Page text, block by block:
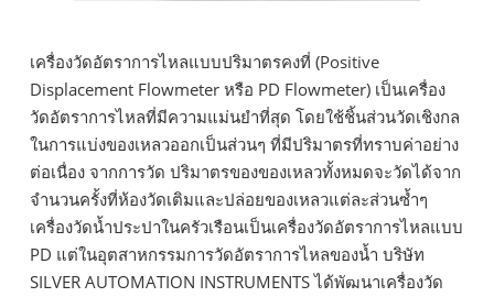
เครื่องวัดอัตราการไหลแบบปริมาตรคงที่ (Positive
Displacement Flowmeter หรือ PD Flowmeter) เป็นเครื่อง
วัดอัตราการไหลที่มีความแม่นยำที่สุด โดยใช้ชิ้นส่วนวัดเชิงกล
ในการแบ่งของเหลวออกเป็นส่วนๆ ที่มีปริมาตรที่ทราบค่าอย่าง
ต่อเนื่อง จากการวัด ปริมาตรของของเหลวทั้งหมดจะวัดได้จาก
จำนวนครั้งที่ห้องวัดเติมและปล่อยของเหลวแต่ละส่วนซ้ำๆ
เครื่องวัดน้ำประปาในครัวเรือนเป็นเครื่องวัดอัตราการไหลแบบ
PD แต่ในอุตสาหกรรมการวัดอัตราการไหลของน้ำ บริษัท
SILVER AUTOMATION INSTRUMENTS ได้พัฒนาเครื่องวัด